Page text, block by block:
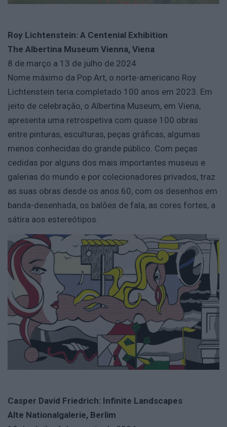
Roy Lichtenstein: A Centenial Exhibition
The Albertina Museum Vienna, Viena
8 de março a 13 de julho de 2024
Nome máximo da Pop Art, o norte-americano Roy
Lichtenstein teria completado 100 anos em 2023. Em
jeito de celebração, o Albertina Museum, em Viena,
apresenta uma retrospetiva com quase 100 obras
entre pinturas, esculturas, peças gráficas, algumas
menos conhecidas do grande público. Com peças
cedidas por alguns dos mais importantes museus e
galerias do mundo e por colecionadores privados, traz
as suas obras desde os anos 60, com os desenhos em
banda-desenhada, os balões de fala, as cores fortes, a
sátira aos estereótipos.
Casper David Friedrich: Infinite Landscapes
Alte Nationalgalerie, Berlim